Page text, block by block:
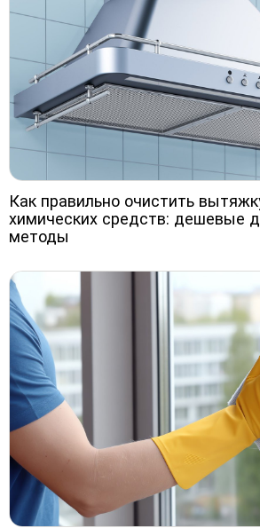
Как правильно очистить
химических средств: дешевые
методы